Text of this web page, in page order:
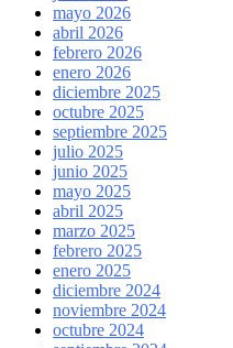
mayo 2026
abril 2026
febrero 2026
enero 2026
diciembre 2025
octubre 2025
septiembre 2025
julio 2025
junio 2025
mayo 2025
abril 2025
marzo 2025
febrero 2025
enero 2025
diciembre 2024
noviembre 2024
octubre 2024